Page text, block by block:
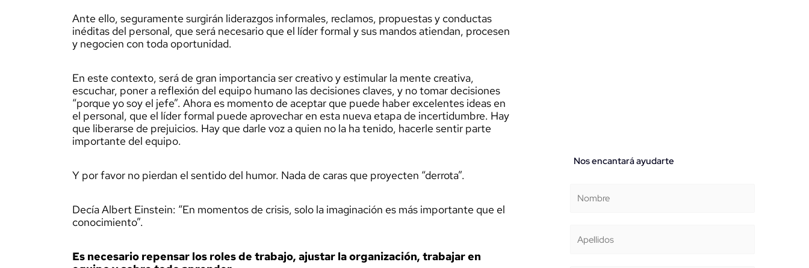
Ante ello, seguramente surgirán liderazgos informales, reclamos, propuestas y conductas
inéditas del personal, que será necesario que el líder formal y sus mandos atiendan, procesen
y negocien con toda oportunidad.
En este contexto, será de gran importancia ser creativo y estimular la mente creativa,
escuchar, poner a reflexión del equipo humano las decisiones claves, y no tomar decisiones
“porque yo soy el jefe”. Ahora es momento de aceptar que puede haber excelentes ideas en
el personal, que el líder formal puede aprovechar en esta nueva etapa de incertidumbre. Hay
que liberarse de prejuicios. Hay que darle voz a quien no la ha tenido, hacerle sentir parte
importante del equipo.
Y por favor no pierdan el sentido del humor. Nada de caras que proyecten “derrota”.
Decía Albert Einstein: “En momentos de crisis, solo la imaginación es más importante que el
conocimiento”.
Es necesario repensar los roles de trabajo, ajustar la organización, trabajar en
Nos encantará ayudarte